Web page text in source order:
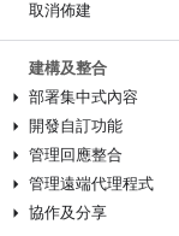
取消佈建
建構及整合
部署集中式內容
開發自訂功能
管理回應整合
管理遠端代理程式
協作及分享